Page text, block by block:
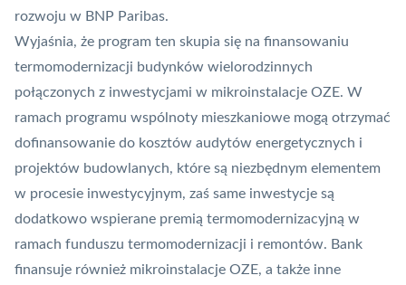
rozwoju w BNP Paribas.
Wyjaśnia, że program ten skupia się na finansowaniu
termomodernizacji budynków wielorodzinnych
połączonych z inwestycjami w mikroinstalacje OZE. W
ramach programu wspólnoty mieszkaniowe mogą otrzymać
dofinansowanie do kosztów audytów energetycznych i
projektów budowlanych, które są niezbędnym elementem
w procesie inwestycyjnym, zaś same inwestycje są
dodatkowo wspierane premią termomodernizacyjną w
ramach funduszu termomodernizacji i remontów. Bank
finansuje również mikroinstalacje OZE, a także inne